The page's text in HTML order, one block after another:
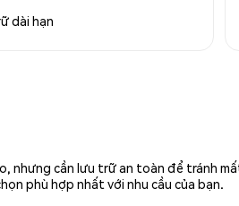
dài hạn
nhưng cần lưu trữ an toàn để tránh
phù hợp nhất với nhu cầu của bạn.